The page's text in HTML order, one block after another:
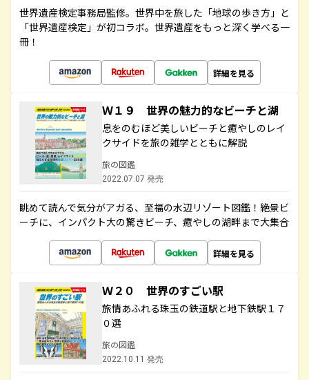
世界遺産検定事務局監修。世界中を旅した「地球の歩き方」と
「世界遺産検定」が初コラボ。世界遺産をもっと深く学べる一
冊！
詳細を見る
Ｗ１９ 世界の魅力的なビーチと湖
息をのむほど美しいビーチと癒やしのレイ
クサイドを旅の雑学とともに解説
旅の図鑑
2022.07.07 発売
眺めて読んで気分がアガる、至福の水辺リゾート図鑑！絶景ビ
ーチに、インパクト大の驚きビーチ、癒やしの湖畔まで大集合
詳細を見る
Ｗ２０ 世界のすごい駅
旅情あふれる珠玉の鉄道駅と地下鉄駅１７
０選
旅の図鑑
2022.10.11 発売